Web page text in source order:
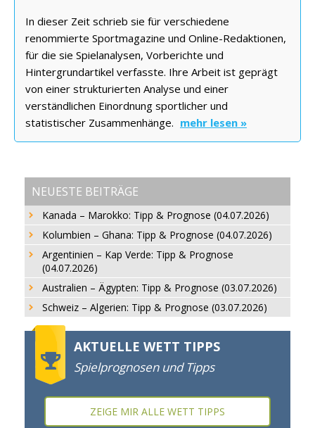
In dieser Zeit schrieb sie für verschiedene
renommierte Sportmagazine und Online-Redaktionen,
für die sie Spielanalysen, Vorberichte und
Hintergrundartikel verfasste. Ihre Arbeit ist geprägt
von einer strukturierten Analyse und einer
verständlichen Einordnung sportlicher und
statistischer Zusammenhänge. mehr lesen »
NEUESTE BEITRÄGE
Kanada – Marokko: Tipp & Prognose (04.07.2026)
Kolumbien – Ghana: Tipp & Prognose (04.07.2026)
Argentinien – Kap Verde: Tipp & Prognose
(04.07.2026)
Australien – Ägypten: Tipp & Prognose (03.07.2026)
Schweiz – Algerien: Tipp & Prognose (03.07.2026)
AKTUELLE WETT TIPPS
Spielprognosen und Tipps
ZEIGE MIR ALLE WETT TIPPS